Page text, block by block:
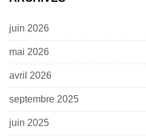
juin 2026
mai 2026
avril 2026
septembre 2025
juin 2025